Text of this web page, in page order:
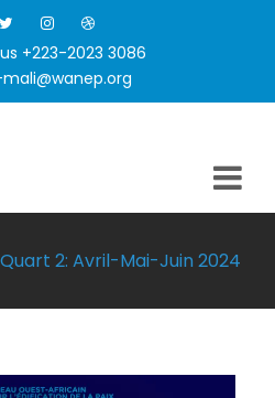
+223-2023 3086
Quart 2: Avril-Mai-Juin 2024